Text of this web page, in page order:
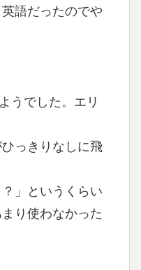
語だったのでや
うでした。エリ
っきりなしに飛
」というくらい
り使わなかった